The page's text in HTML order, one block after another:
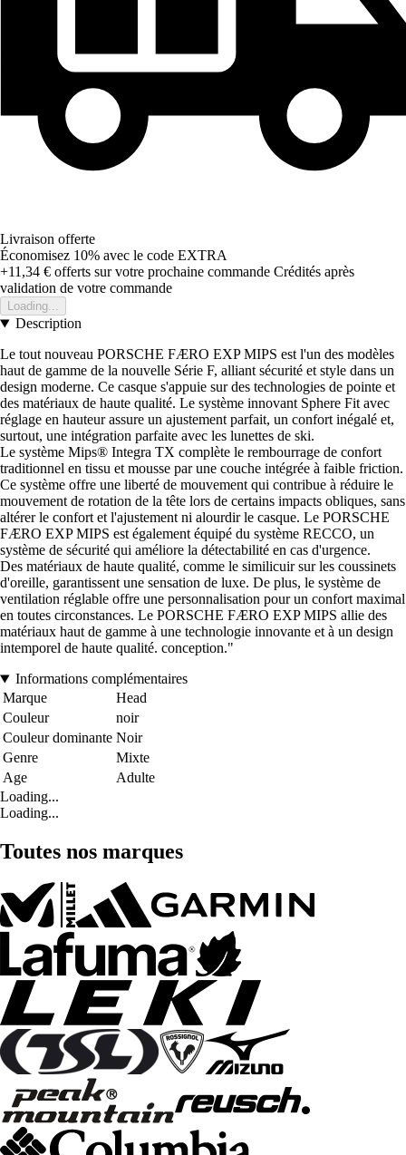
Livraison offerte
Économisez 10% avec le code EXTRA
+11,34 € offerts sur votre prochaine commande Crédités après
validation de votre commande
Loading...
Description
Le tout nouveau PORSCHE FÆRO EXP MIPS est l'un des modèles
haut de gamme de la nouvelle Série F, alliant sécurité et style dans un
design moderne. Ce casque s'appuie sur des technologies de pointe et
des matériaux de haute qualité. Le système innovant Sphere Fit avec
réglage en hauteur assure un ajustement parfait, un confort inégalé et,
surtout, une intégration parfaite avec les lunettes de ski.
Le système Mips® Integra TX complète le rembourrage de confort
traditionnel en tissu et mousse par une couche intégrée à faible friction.
Ce système offre une liberté de mouvement qui contribue à réduire le
mouvement de rotation de la tête lors de certains impacts obliques, sans
altérer le confort et l'ajustement ni alourdir le casque. Le PORSCHE
FÆRO EXP MIPS est également équipé du système RECCO, un
système de sécurité qui améliore la détectabilité en cas d'urgence.
Des matériaux de haute qualité, comme le similicuir sur les coussinets
d'oreille, garantissent une sensation de luxe. De plus, le système de
ventilation réglable offre une personnalisation pour un confort maximal
en toutes circonstances. Le PORSCHE FÆRO EXP MIPS allie des
matériaux haut de gamme à une technologie innovante et à un design
intemporel de haute qualité. conception."
Informations complémentaires
Marque
Head
Couleur
noir
Couleur dominante Noir
Genre
Mixte
Age
Adulte
Loading...
Loading...
Toutes nos marques